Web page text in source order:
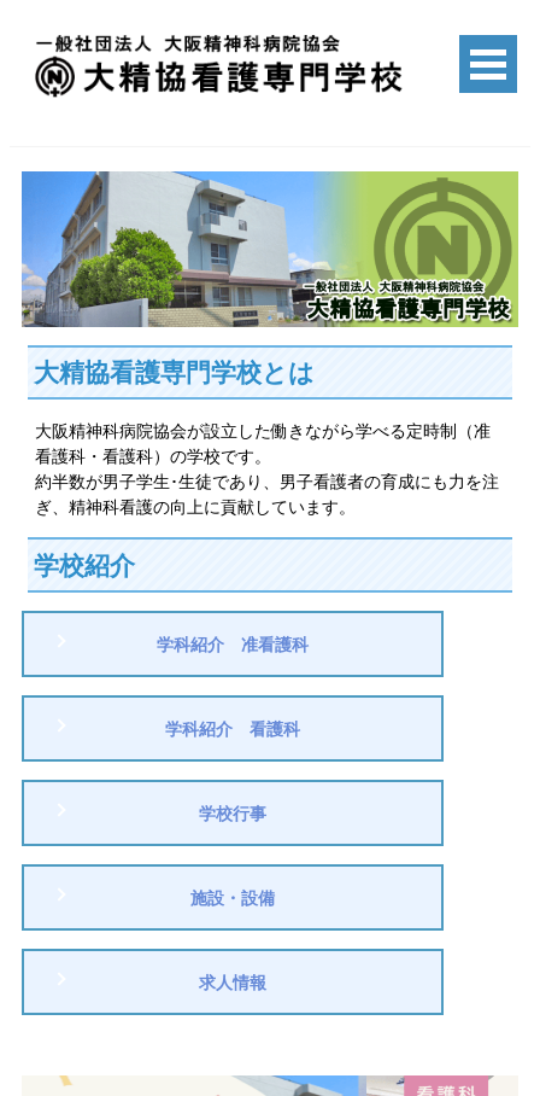
content
大精協看護専門学校とは
大阪精神科病院協会が設立した働きながら学べる定時制（准
看護科・看護科）の学校です。
約半数が男子学生･生徒であり、男子看護者の育成にも力を注
ぎ、精神科看護の向上に貢献しています。
学校紹介
学科紹介 准看護科
学科紹介 看護科
学校行事
施設・設備
求人情報